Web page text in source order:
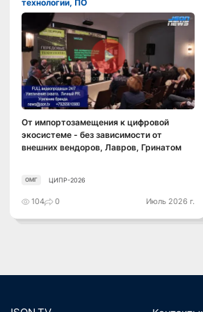
технологии, ПО
Смотреть видео
От импортозамещения к цифровой
экосистеме - без зависимости от
внешних вендоров, Лавров, Гринатом
ОМГ ЦИПР-2026
104 0 Июль 2026 г.